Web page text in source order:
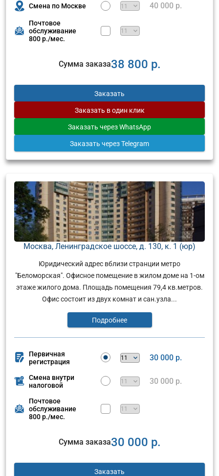
Смена по Москве 40 000 р.
Почтовое
обслуживание
800 р./мес.
Сумма заказа38 800 р.
Заказать
Заказать в один клик
Заказать через WhatsApp
Заказать через Telegram
Москва, Ленинградское шоссе, д. 130, к. 1 (юр)
Юридический адрес вблизи странции метро
"Беломорская". Офисное помещение в жилом доме на 1-ом
этаже жилого дома. Площадь помещения 79,4 кв.метров.
Офис состоит из двух комнат и сан.узла...
Подробнее
Первичная
регистрация
30 000 р.
Смена внутри
налоговой
30 000 р.
Почтовое
обслуживание
800 р./мес.
Сумма заказа30 000 р.
Заказать